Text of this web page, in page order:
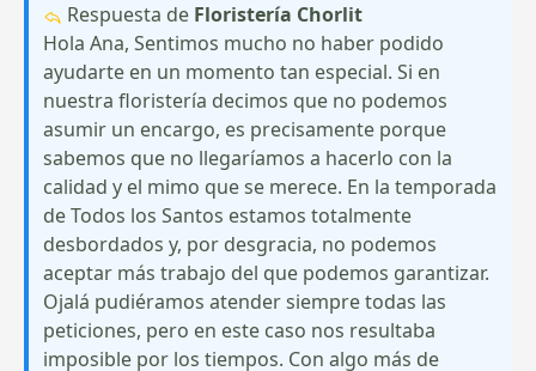
Respuesta de Floristería Chorlit
Hola Ana, Sentimos mucho no haber podido
ayudarte en un momento tan especial. Si en
nuestra floristería decimos que no podemos
asumir un encargo, es precisamente porque
sabemos que no llegaríamos a hacerlo con la
calidad y el mimo que se merece. En la temporada
de Todos los Santos estamos totalmente
desbordados y, por desgracia, no podemos
aceptar más trabajo del que podemos garantizar.
Ojalá pudiéramos atender siempre todas las
peticiones, pero en este caso nos resultaba
imposible por los tiempos. Con algo más de